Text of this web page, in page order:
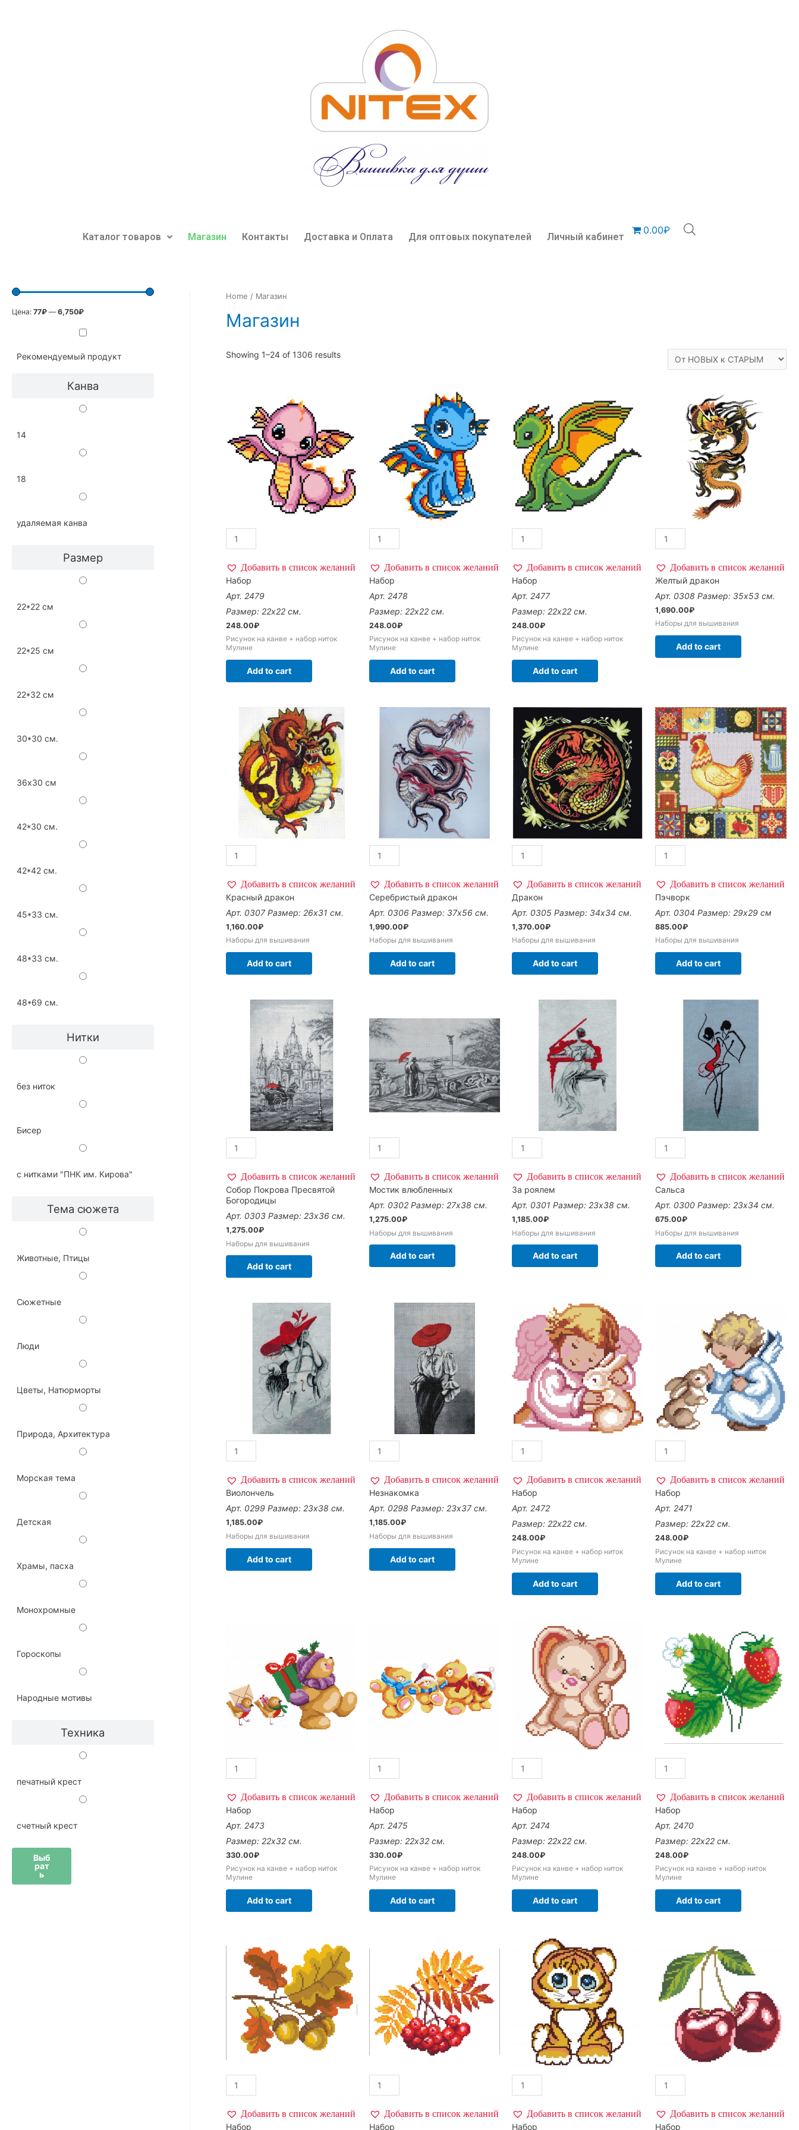
Каталог товаров Магазин Контакты Доставка и Оплата Для оптовых покупателей Личный кабинет
0.00₽
Цена: 77₽ —6,750₽
Рекомендуемый продукт
Канва
14
18
удаляемая канва
Размер
22*22 см
22*25 см
22*32 см
30*30 см.
36х30 см
42*30 см.
42*42 см.
45*33 см.
48*33 см.
48*69 см.
Нитки
без ниток
Бисер
с нитками "ПНК им. Кирова"
Тема сюжета
Животные, Птицы
Сюжетные
Люди
Цветы, Натюрморты
Природа, Архитектура
Морская тема
Детская
Храмы, пасха
Монохромные
Гороскопы
Народные мотивы
Техника
печатный крест
счетный крест
Выб
рат
ь
Home / Магазин
Магазин
Showing 1–24 of 1306 results
Добавить в список желаний
Набор
Арт. 2479
Размер: 22х22 см.
248.00₽
Рисунок на канве + набор ниток
Мулине
Add to cart
Добавить в список желаний
Набор
Арт. 2478
Размер: 22х22 см.
248.00₽
Рисунок на канве + набор ниток
Мулине
Add to cart
Добавить в список желаний
Набор
Арт. 2477
Размер: 22х22 см.
248.00₽
Рисунок на канве + набор ниток
Мулине
Add to cart
Добавить в список желаний
Желтый дракон
Арт. 0308Размер: 35х53 см.
1,690.00₽
Наборы для вышивания
Add to cart
Добавить в список желаний
Красный дракон
Арт. 0307Размер: 26х31 см.
1,160.00₽
Наборы для вышивания
Add to cart
Добавить в список желаний
Серебристый дракон
Арт. 0306 Размер: 37х56 см.
1,990.00₽
Наборы для вышивания
Add to cart
Добавить в список желаний
Дракон
Арт. 0305Размер: 34х34 см.
1,370.00₽
Наборы для вышивания
Add to cart
Добавить в список желаний
Пэчворк
Арт. 0304Размер: 29х29 см
885.00₽
Наборы для вышивания
Add to cart
Добавить в список желаний
Собор Покрова Пресвятой
Богородицы
Арт. 0303 Размер: 23х36 см.
1,275.00₽
Наборы для вышивания
Add to cart
Добавить в список желаний
Мостик влюбленных
Арт. 0302 Размер: 27х38 см.
1,275.00₽
Наборы для вышивания
Add to cart
Добавить в список желаний
За роялем
Арт. 0301 Размер: 23х38 см.
1,185.00₽
Наборы для вышивания
Add to cart
Добавить в список желаний
Сальса
Арт. 0300 Размер: 23х34 см.
675.00₽
Наборы для вышивания
Add to cart
Добавить в список желаний
Виолончель
Арт. 0299 Размер: 23х38 см.
1,185.00₽
Наборы для вышивания
Add to cart
Добавить в список желаний
Незнакомка
Арт. 0298 Размер: 23х37 см.
1,185.00₽
Наборы для вышивания
Add to cart
Добавить в список желаний
Набор
Арт. 2472
Размер: 22х22 см.
248.00₽
Рисунок на канве + набор ниток
Мулине
Add to cart
Добавить в список желаний
Набор
Арт. 2471
Размер: 22х22 см.
248.00₽
Рисунок на канве + набор ниток
Мулине
Add to cart
Добавить в список желаний
Набор
Арт. 2473
Размер: 22х32 см.
330.00₽
Рисунок на канве + набор ниток
Мулине
Add to cart
Добавить в список желаний
Набор
Арт. 2475
Размер: 22х32 см.
330.00₽
Рисунок на канве + набор ниток
Мулине
Add to cart
Добавить в список желаний
Набор
Арт. 2474
Размер: 22х22 см.
248.00₽
Рисунок на канве + набор ниток
Мулине
Add to cart
Добавить в список желаний
Набор
Арт. 2470
Размер: 22х22 см.
248.00₽
Рисунок на канве + набор ниток
Мулине
Add to cart
Добавить в список желаний
Набор
Добавить в список желаний
Набор
Добавить в список желаний
Набор
Добавить в список желаний
Набор